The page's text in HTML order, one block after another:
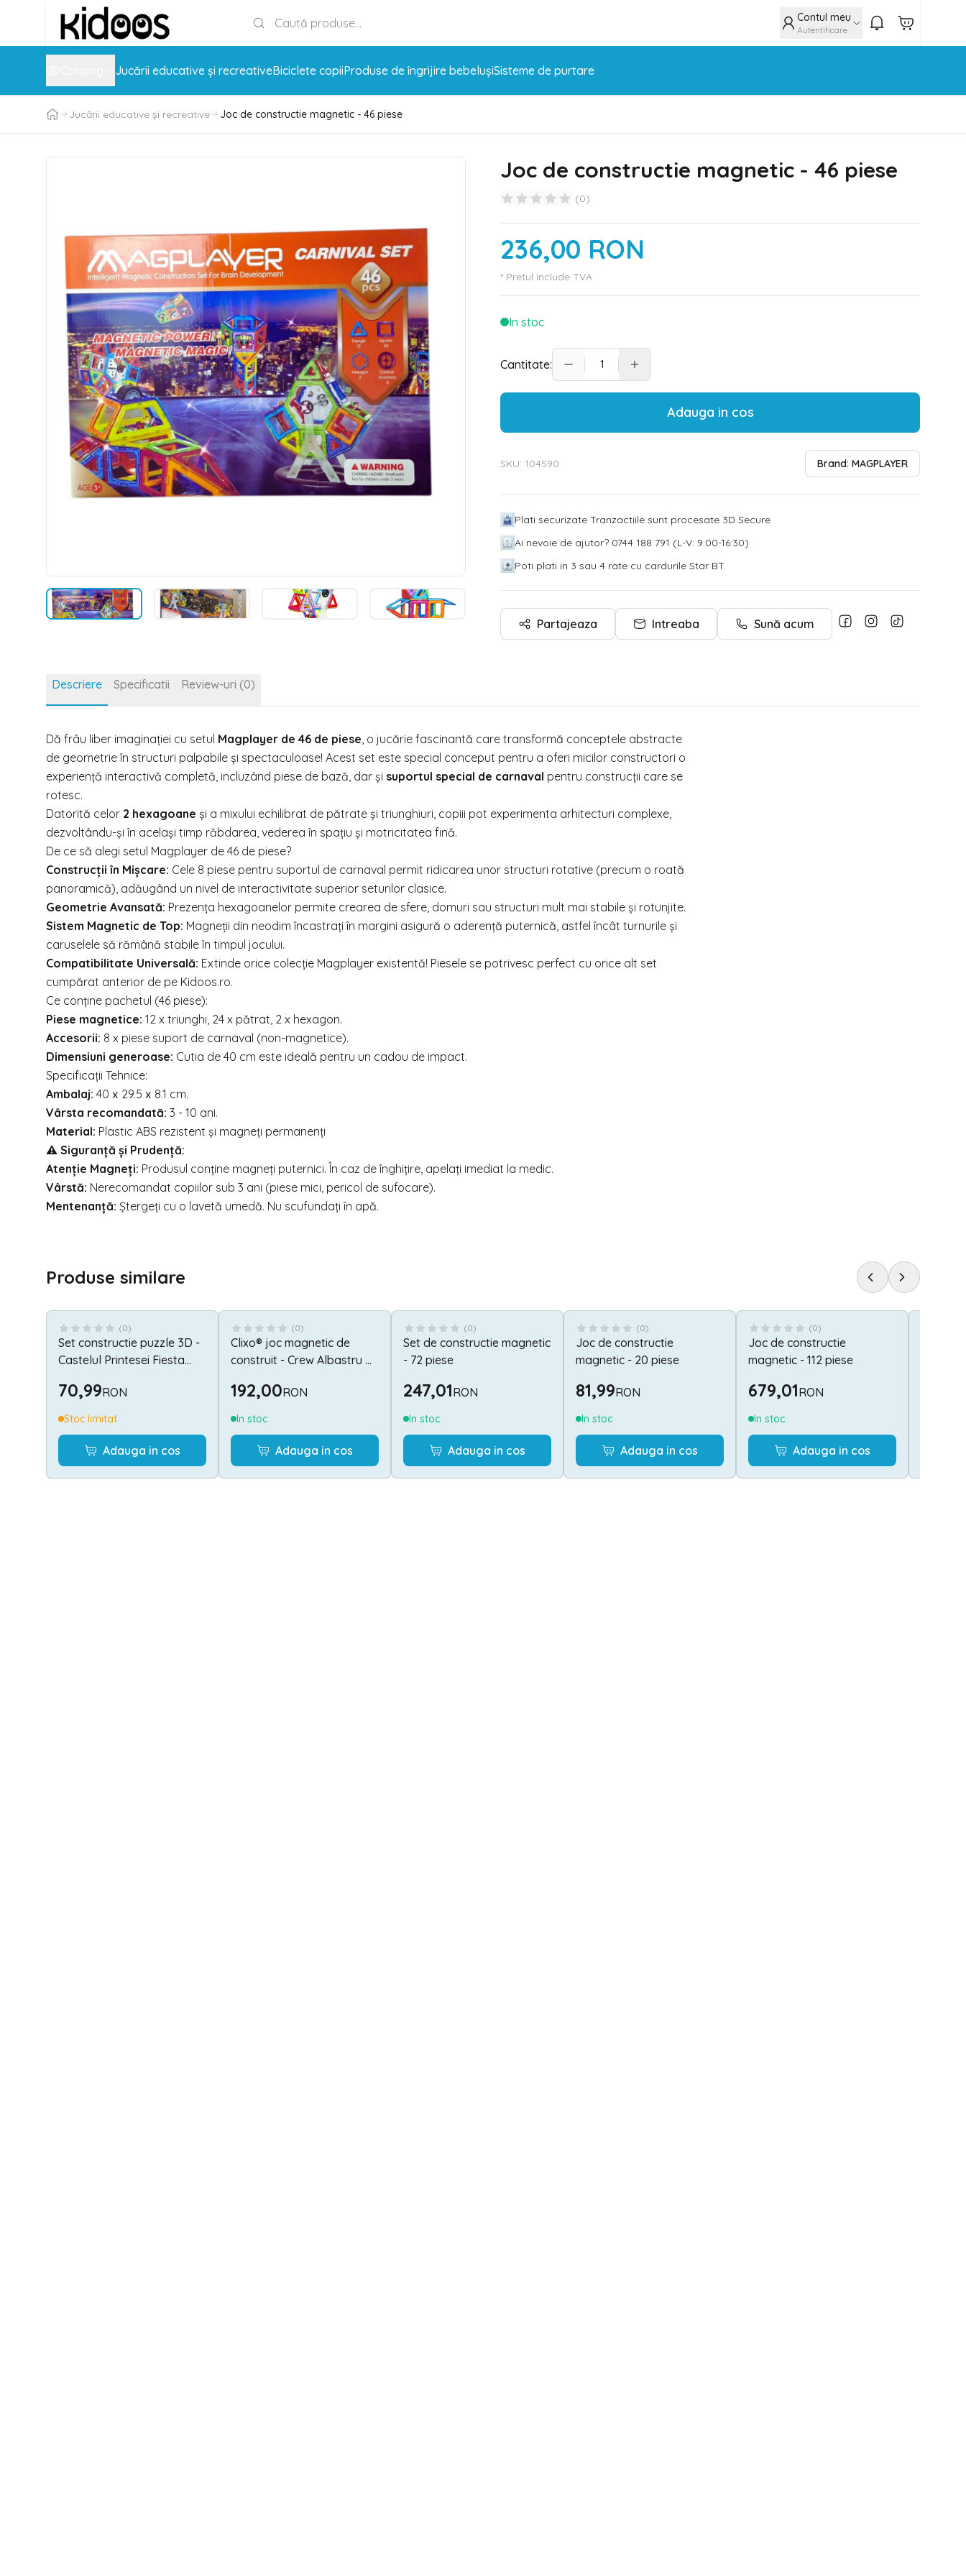
Contul meu
Autentificare
Jucării educative și recreativeBiciclete copiiProduse de îngrijire bebelușiSisteme de purtare
Jucării educative și recreative Joc de constructie magnetic - 46 piese
Joc de constructie magnetic - 46 piese
(0)
236,00 RON
* Pretul include TVA
In stoc
Cantitate:
Adauga in cos
SKU: 104590 Brand: MAGPLAYER
Plati securizate Tranzactiile sunt procesate 3D Secure
Ai nevoie de ajutor? 0744 188 791 (L-V: 9:00-16:30)
Poti plati in 3 sau 4 rate cu cardurile Star BT
Partajeaza Intreaba Sună acum
Descriere Specificatii Review-uri (0)
Dă frâu liber imaginației cu setul Magplayer de 46 de piese, o jucărie fascinantă care transformă conceptele abstracte
de geometrie în structuri palpabile și spectaculoase! Acest set este special conceput pentru a oferi micilor constructori o
experiență interactivă completă, incluzând piese de bază, dar și suportul special de carnaval pentru construcții care se
rotesc.
Datorită celor 2 hexagoane și a mixului echilibrat de pătrate și triunghiuri, copiii pot experimenta arhitecturi complexe,
dezvoltându-și în același timp răbdarea, vederea în spațiu și motricitatea fină.
De ce să alegi setul Magplayer de 46 de piese?
Construcții în Mișcare: Cele 8 piese pentru suportul de carnaval permit ridicarea unor structuri rotative (precum o roată
panoramică), adăugând un nivel de interactivitate superior seturilor clasice.
Geometrie Avansată: Prezența hexagoanelor permite crearea de sfere, domuri sau structuri mult mai stabile și rotunjite.
Sistem Magnetic de Top: Magneții din neodim încastrați în margini asigură o aderență puternică, astfel încât turnurile și
caruselele să rămână stabile în timpul jocului.
Compatibilitate Universală: Extinde orice colecție Magplayer existentă! Piesele se potrivesc perfect cu orice alt set
cumpărat anterior de pe Kidoos.ro.
Ce conține pachetul (46 piese):
Piese magnetice: 12 x triunghi, 24 x pătrat, 2 x hexagon.
Accesorii: 8 x piese suport de carnaval (non-magnetice).
Dimensiuni generoase: Cutia de 40 cm este ideală pentru un cadou de impact.
Specificații Tehnice:
Ambalaj: 40 х 29.5 х 8.1 cm.
Vârsta recomandată: 3 - 10 ani.
Material: Plastic ABS rezistent și magneți permanenți
⚠️ Siguranță și Prudență:
Atenție Magneți: Produsul conține magneți puternici. În caz de înghițire, apelați imediat la medic.
Vârstă: Nerecomandat copiilor sub 3 ani (piese mici, pericol de sufocare).
Mentenanță: Ștergeți cu o lavetă umedă. Nu scufundați în apă.
Produse similare
(0)
Set constructie puzzle 3D -
Castelul Printesei Fiesta
70,99RON
Stoc limitat
Adauga in cos
(0)
Clixo® joc magnetic de
construit - Crew Albastru &
192,00RON
In stoc
Adauga in cos
(0)
Set de constructie magnetic
- 72 piese
247,01RON
In stoc
Adauga in cos
(0)
Joc de constructie
magnetic - 20 piese
81,99RON
In stoc
Adauga in cos
(0)
Joc de constructie
magnetic - 112 piese
679,01RON
In stoc
Adauga in cos